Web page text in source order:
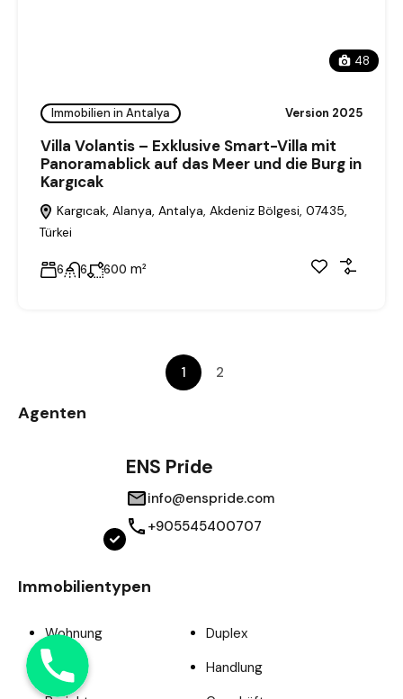
48
Immobilien in Antalya Version 2025
Villa Volantis – Exklusive Smart-Villa mit
Panoramablick auf das Meer und die Burg in
Kargıcak
Kargıcak, Alanya, Antalya, Akdeniz Bölgesi, 07435,
Türkei
6 6 600 m²
1 2
Agenten
ENS Pride
info@enspride.com
+905545400707
Immobilientypen
Wohnung
Duplex
Büro
Handlung
Phone